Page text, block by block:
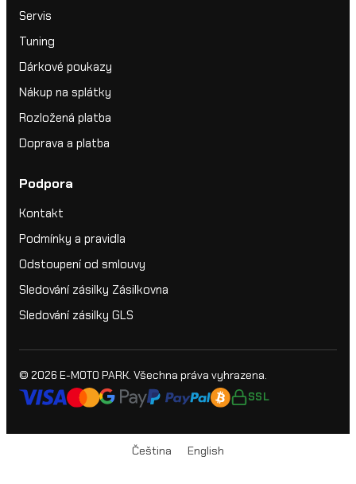
Servis
Tuning
Dárkové poukazy
Nákup na splátky
Rozložená platba
Doprava a platba
Podpora
Kontakt
Podmínky a pravidla
Odstoupení od smlouvy
Sledování zásilky Zásilkovna
Sledování zásilky GLS
© 2026 E-MOTO PARK. Všechna práva vyhrazena.
SSL
Čeština English